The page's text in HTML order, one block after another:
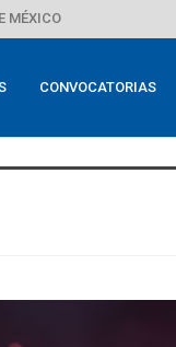
MÉXICO
CONVOCATORIAS